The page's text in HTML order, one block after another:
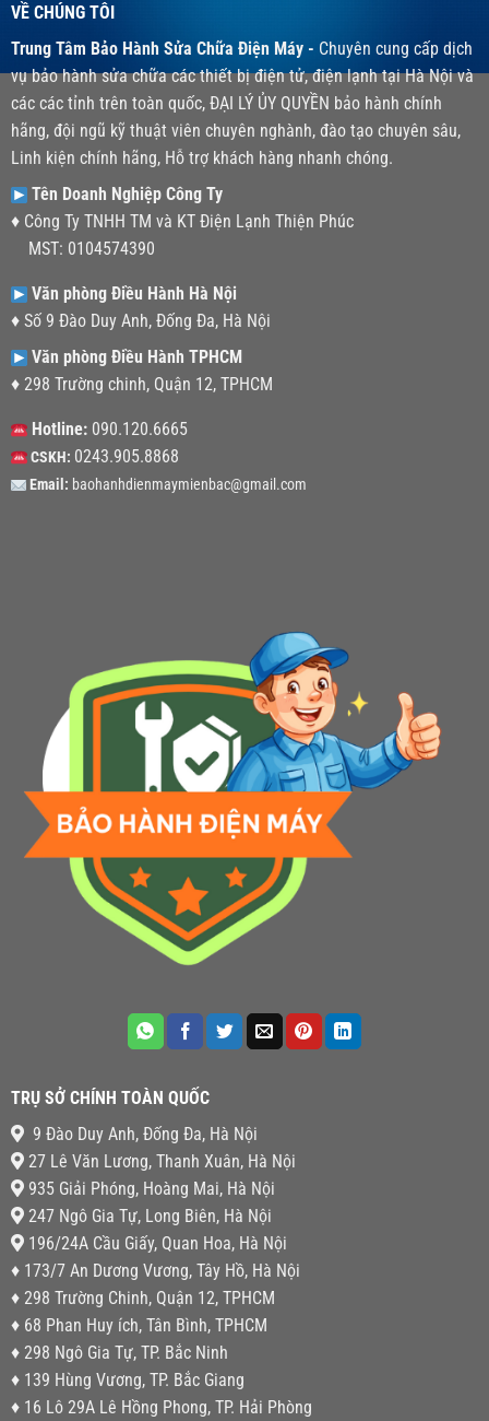
VỀ CHÚNG TÔI
Trung Tâm Bảo Hành Sửa Chữa Điện Máy - Chuyên cung cấp dịch
vụ bảo hành sửa chữa các thiết bị điện tử, điện lạnh tại Hà Nội và
các các tỉnh trên toàn quốc, ĐẠI LÝ ỦY QUYỀN bảo hành chính
hãng, đội ngũ kỹ thuật viên chuyên nghành, đào tạo chuyên sâu,
Linh kiện chính hãng, Hỗ trợ khách hàng nhanh chóng.
Tên Doanh Nghiệp Công Ty
♦ Công Ty TNHH TM và KT Điện Lạnh Thiện Phúc
MST: 0104574390
Văn phòng Điều Hành Hà Nội
♦ Số 9 Đào Duy Anh, Đống Đa, Hà Nội
Văn phòng Điều Hành TPHCM
♦ 298 Trường chinh, Quận 12, TPHCM
Hotline:090.120.6665
CSKH: 0243.905.8868
Email: baohanhdienmaymienbac@gmail.com
TRỤ SỞ CHÍNH TOÀN QUỐC
9 Đào Duy Anh, Đống Đa, Hà Nội
27 Lê Văn Lương, Thanh Xuân, Hà Nội
935 Giải Phóng, Hoàng Mai, Hà Nội
247 Ngô Gia Tự, Long Biên, Hà Nội
196/24A Cầu Giấy, Quan Hoa, Hà Nội
♦ 173/7 An Dương Vương, Tây Hồ, Hà Nội
♦ 298 Trường Chinh, Quận 12, TPHCM
♦ 68 Phan Huy ích, Tân Bình, TPHCM
♦ 298 Ngô Gia Tự, TP. Bắc Ninh
♦ 139 Hùng Vương, TP. Bắc Giang
♦ 16 Lô 29A Lê Hồng Phong, TP. Hải Phòng